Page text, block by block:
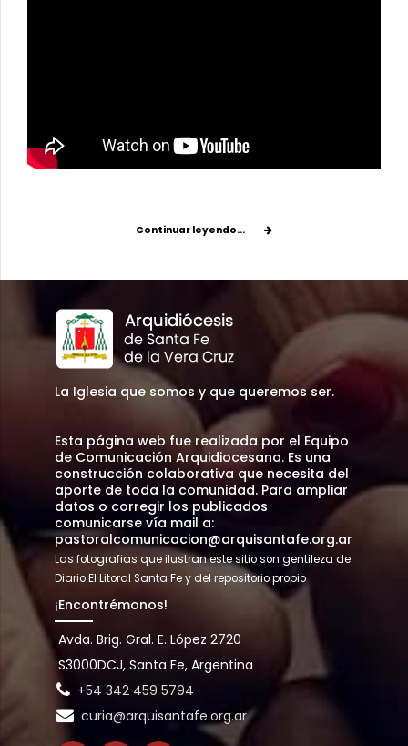
Continuar leyendo...
La Iglesia que somos y que queremos ser.
Esta página web fue realizada por el Equipo
de Comunicación Arquidiocesana. Es una
construcción colaborativa que necesita del
aporte de toda la comunidad. Para ampliar
datos o corregir los publicados
comunicarse vía mail a:
pastoralcomunicacion@arquisantafe.org.ar
Las fotografias que ilustran este sitio son gentileza de
Diario El Litoral Santa Fe y del repositorio propio
¡Encontrémonos!
Avda. Brig. Gral. E. López 2720
S3000DCJ, Santa Fe, Argentina
+54 342 459 5794
curia@arquisantafe.org.ar